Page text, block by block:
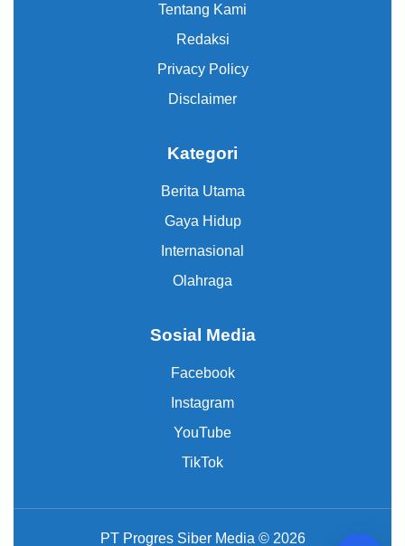
Tentang Kami
Redaksi
Privacy Policy
Disclaimer
Kategori
Berita Utama
Gaya Hidup
Internasional
Olahraga
Sosial Media
Facebook
Instagram
YouTube
TikTok
PT Progres Siber Media © 2026